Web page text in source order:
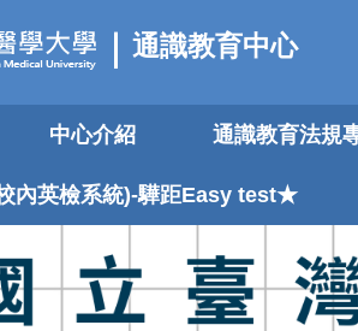
通識教育中心
中心介紹 通識教育法規
內英檢系統)-驊距Easy test★